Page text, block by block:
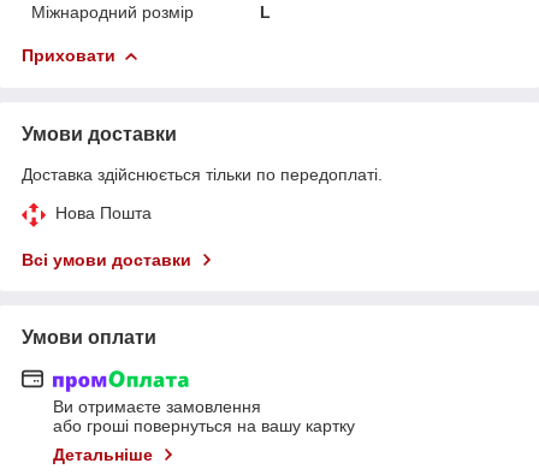
Міжнародний розмір
L
Приховати
Умови доставки
Доставка здійснюється тільки по передоплаті.
Нова Пошта
Всі умови доставки
Умови оплати
Ви отримаєте замовлення
або гроші повернуться на вашу картку
Детальніше